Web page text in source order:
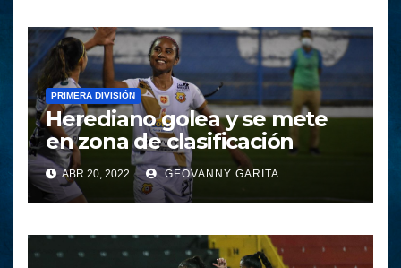
PRIMERA DIVISIÓN
Herediano golea y se mete
en zona de clasificación
ABR 20, 2022 GEOVANNY GARITA